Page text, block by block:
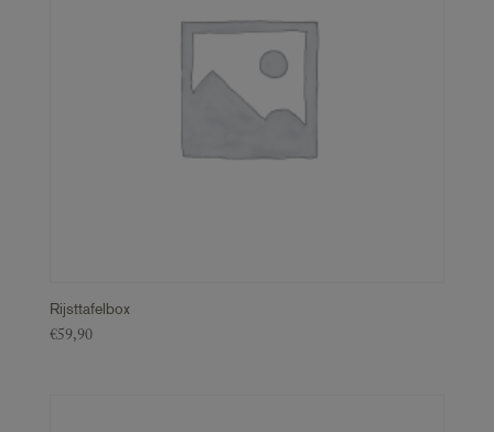
Rijsttafelbox
€59,90